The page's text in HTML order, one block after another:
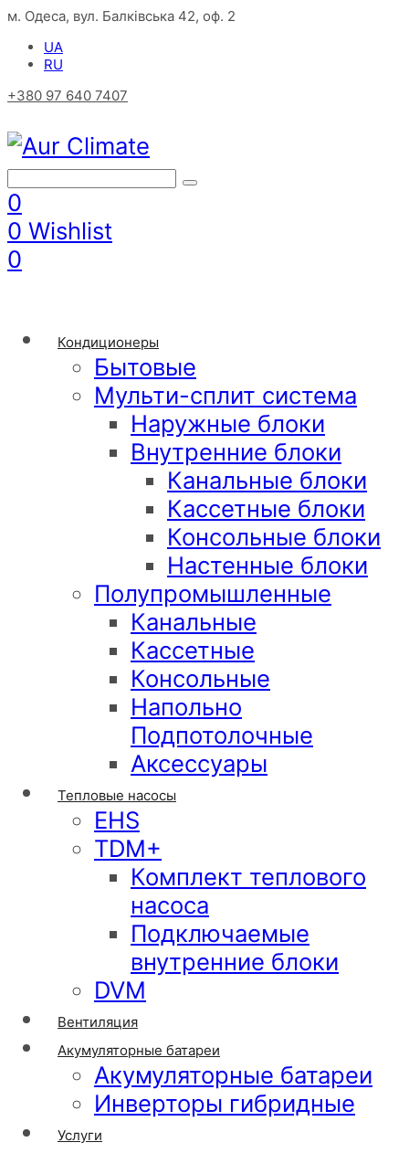
м. Одеса, вул. Балківська 42, оф. 2
UA
RU
+380 97 640 7407
0
0 Wishlist
0
Кондиционеры
Бытовые
Мульти-сплит система
Наружные блоки
Внутренние блоки
Канальные блоки
Кассетные блоки
Консольные блоки
Настенные блоки
Полупромышленные
Канальные
Кассетные
Консольные
Напольно
Подпотолочные
Аксессуары
Тепловые насосы
EHS
TDM+
Комплект теплового
насоса
Подключаемые
внутренние блоки
DVM
Вентиляция
Акумуляторные батареи
Акумуляторные батареи
Инверторы гибридные
Услуги